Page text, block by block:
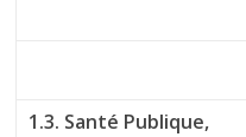
1.3. Santé Publique,